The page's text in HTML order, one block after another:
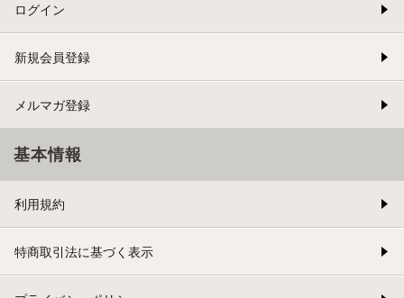
ログイン
新規会員登録
メルマガ登録
基本情報
利用規約
特商取引法に基づく表示